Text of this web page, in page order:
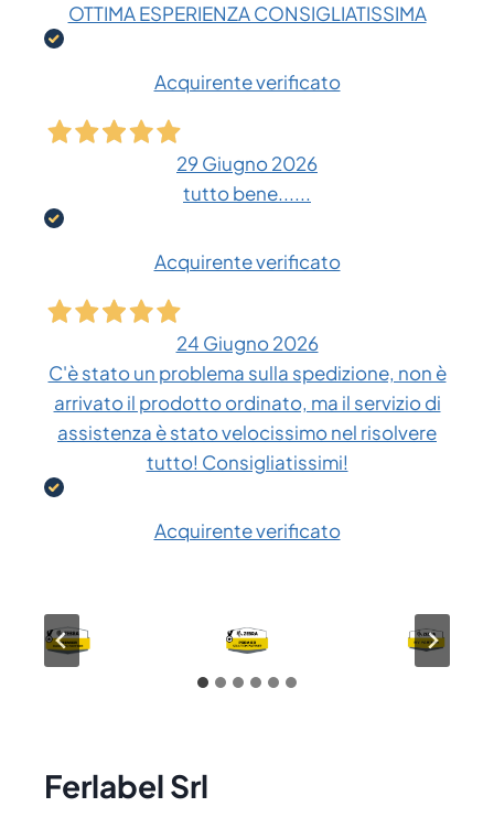
OTTIMA ESPERIENZA CONSIGLIATISSIMA
Acquirente verificato
29 Giugno 2026
tutto bene......
Acquirente verificato
24 Giugno 2026
C'è stato un problema sulla spedizione, non è
arrivato il prodotto ordinato, ma il servizio di
assistenza è stato velocissimo nel risolvere
tutto! Consigliatissimi!
Acquirente verificato
Ferlabel Srl